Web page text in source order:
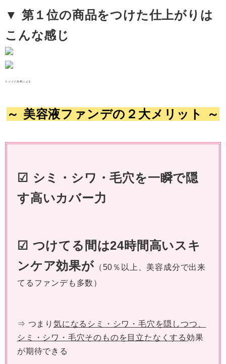
▼ 第１位の商品をつけた仕上がりは
こんな感じ
※メイク効果による
～ 美容液ファンデの２大メリット ～
☑ シミ・シワ・毛穴を一瞬で隠
す高いカバー力
☑ つけてる間は24時間高いスキ
ンケア効果が （50％以上、美容成分で出来
てるファンデも多数）
⇒ つまり 気になるシミ・シワ・毛穴を隠しつつ、
シミ・シワ・毛穴そのものを目立たなくする効果
が期待できる